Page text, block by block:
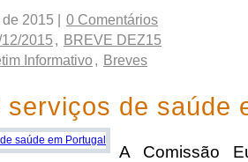
2015 |
0 Comentários
12/2015 , BREVE DEZ15
Informativo, Breves
serviços de saúde
A Comissão